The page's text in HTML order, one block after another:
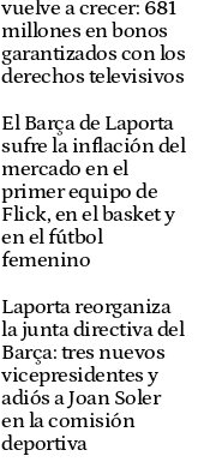
vuelve a crecer: 681
millones en bonos
garantizados con los
derechos televisivos
El Barça de Laporta
sufre la inflación del
mercado en el
primer equipo de
Flick, en el basket y
en el fútbol
femenino
Laporta reorganiza
la junta directiva del
Barça: tres nuevos
vicepresidentes y
adiós a Joan Soler
en la comisión
deportiva